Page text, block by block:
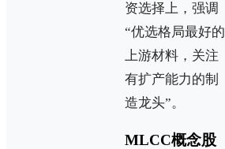
资选择上，强调
“优选格局最好的
上游材料，关注
有扩产能力的制
造龙头”。
MLCC概念股